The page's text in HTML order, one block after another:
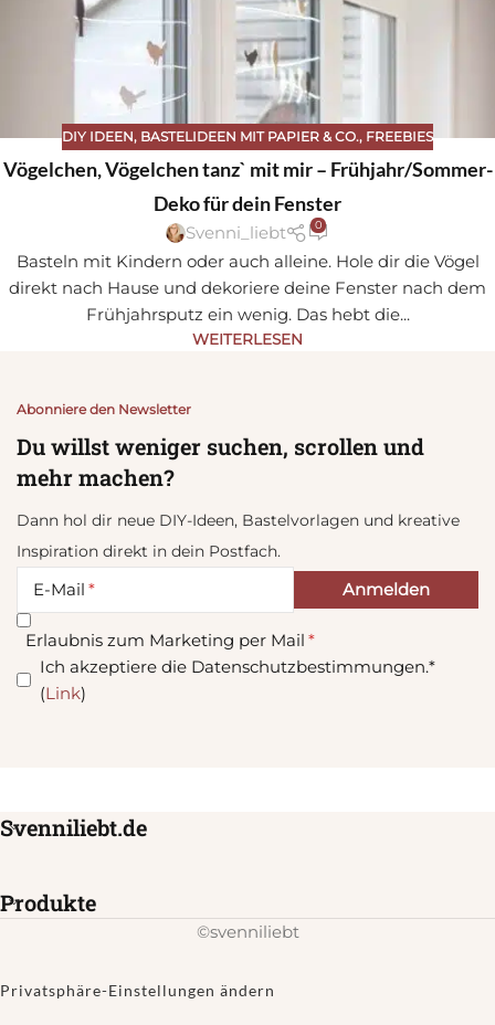
DIY IDEEN, BASTELIDEEN MIT PAPIER & CO., FREEBIES
Vögelchen, Vögelchen tanz` mit mir – Frühjahr/Sommer-
Deko für dein Fenster
Svenni_liebt
Sa
0
Basteln mit Kindern oder auch alleine. Hole dir die Vögel
direkt nach Hause und dekoriere deine Fenster nach dem
Frühjahrsputz ein wenig. Das hebt die...
WEITERLESEN
Abonniere den Newsletter
Du willst weniger suchen, scrollen und
mehr machen?
Dann hol dir neue DIY-Ideen, Bastelvorlagen und kreative
Inspiration direkt in dein Postfach.
E-Mail
Erlaubnis zum Marketing per Mail
Ich akzeptiere die Datenschutzbestimmungen.*
(Link)
Svenniliebt.de
Produkte
©svenniliebt
Privatsphäre-Einstellungen ändern